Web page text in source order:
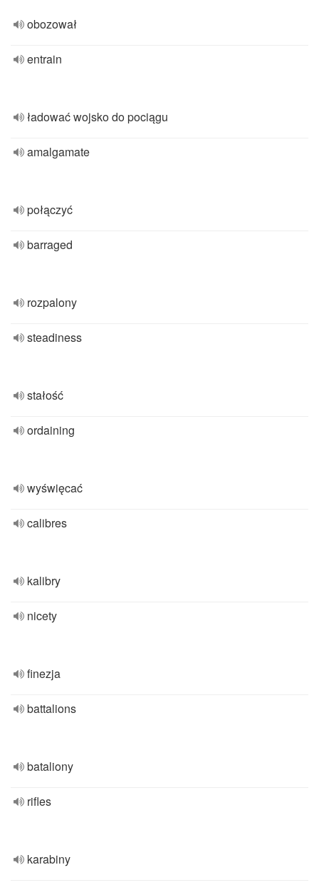
obozował
entrain
ładować wojsko do pociągu
amalgamate
połączyć
barraged
rozpalony
steadiness
stałość
ordaining
wyświęcać
calibres
kalibry
nicety
finezja
battalions
bataliony
rifles
karabiny